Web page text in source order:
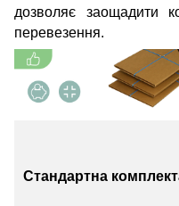
дозволяє заощадити
перевезення.
Стандартна